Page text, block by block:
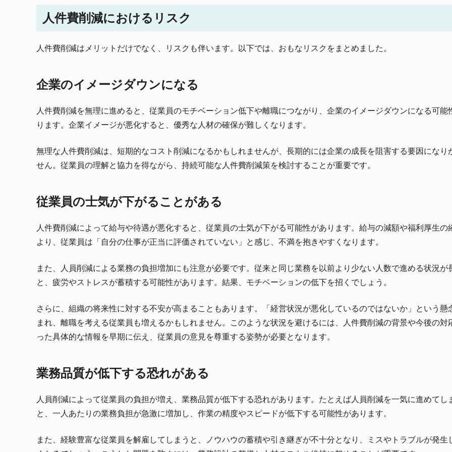
人件費削減におけるリスク
人件費削減はメリットだけでなく、リスクも伴います。以下では、おもなリスクをまとめました。
企業のイメージダウンになる
人件費削減を無理に進めると、従業員のモチベーション低下や離職につながり、企業のイメージダウンになる可能
ります。企業イメージが悪化すると、優秀な人材の確保が難しくなります。
無理な人件費削減は、短期的なコスト削減になるかもしれませんが、長期的には企業の成長を阻害する要因になり
せん。従業員の理解と協力を得ながら、持続可能な人件費削減策を検討することが重要です。
従業員の士気が下がることがある
人件費削減によって給与や待遇が悪化すると、従業員の士気が下がる可能性があります。給与の減額や福利厚生の
より、従業員は「自分の仕事が正当に評価されていない」と感じ、不満を抱きやすくなります。
また、人員削減による業務の負担増加にも注意が必要です。従来と同じ業務を以前より少ない人数で進める状況が
と、疲労やストレスが蓄積する可能性があります。結果、モチベーションの低下を招くでしょう。
さらに、組織の将来性に対する不安が高まることもあります。「経営状況が悪化しているのではないか」という懸
まれ、離職を考える従業員も増えるかもしれません。このような状況を避けるには、人件費削減の背景や今後の対
った具体的な情報を早期に伝え、従業員の意見を尊重する姿勢が必要となります。
業務品質が低下する恐れがある
人員削減によって従業員の負担が増え、業務品質が低下する恐れがあります。たとえば人員削減を一気に進めてし
と、一人あたりの業務負担が急激に増加し、作業の精度やスピードが低下する可能性があります。
また、経験豊富な従業員を解雇してしまうと、ノウハウの蓄積や引き継ぎが不十分となり、ミスやトラブルが発生